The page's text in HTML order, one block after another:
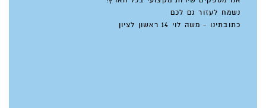
נשמח לעזור גם לכם
כתובתינו - משה לוי 14 ראשון לציון